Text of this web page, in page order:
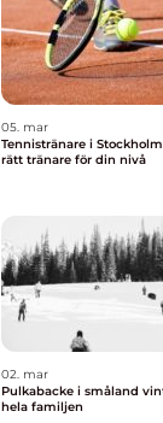
05. mar
Tennistränare i
rätt tränare för din nivå
02. mar
Pulkabacke i småland vinterglädje för
hela familjen